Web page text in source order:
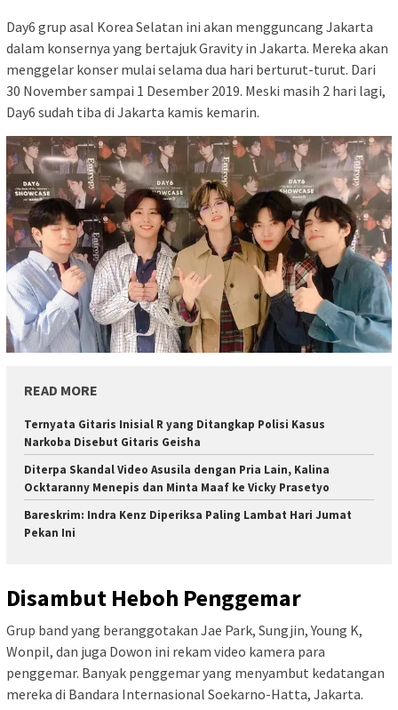
Day6 grup asal Korea Selatan ini akan mengguncang Jakarta
dalam konsernya yang bertajuk Gravity in Jakarta. Mereka akan
menggelar konser mulai selama dua hari berturut-turut. Dari
30 November sampai 1 Desember 2019. Meski masih 2 hari lagi,
Day6 sudah tiba di Jakarta kamis kemarin.
READ MORE
Ternyata Gitaris Inisial R yang Ditangkap Polisi Kasus
Narkoba Disebut Gitaris Geisha
Diterpa Skandal Video Asusila dengan Pria Lain, Kalina
Ocktaranny Menepis dan Minta Maaf ke Vicky Prasetyo
Bareskrim: Indra Kenz Diperiksa Paling Lambat Hari Jumat
Pekan Ini
Disambut Heboh Penggemar
Grup band yang beranggotakan Jae Park, Sungjin, Young K,
Wonpil, dan juga Dowon ini rekam video kamera para
penggemar. Banyak penggemar yang menyambut kedatangan
mereka di Bandara Internasional Soekarno-Hatta, Jakarta.